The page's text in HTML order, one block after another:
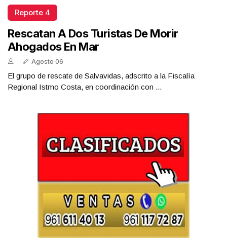
Reporte 4
Rescatan A Dos Turistas De Morir
Ahogados En Mar
Agosto 06
El grupo de rescate de Salvavidas, adscrito a la Fiscalía
Regional Istmo Costa, en coordinación con ...